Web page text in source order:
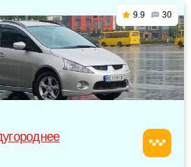
9.9 30